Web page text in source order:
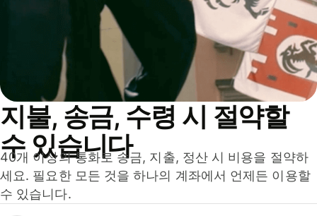
지불, 송금, 수령 시 절약할
수 있습니다
40개 이상의 통화로 송금, 지출, 정산 시 비용을 절약하
세요. 필요한 모든 것을 하나의 계좌에서 언제든 이용할
수 있습니다.